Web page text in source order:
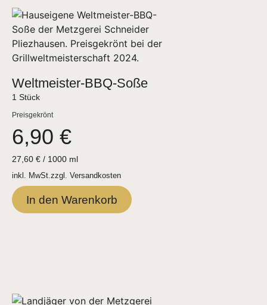
Weltmeister-BBQ-Soße
1 Stück
Preisgekrönt
6,90 €
27,60 € / 1000 ml
inkl. MwSt.zzgl. Versandkosten
In den Warenkorb